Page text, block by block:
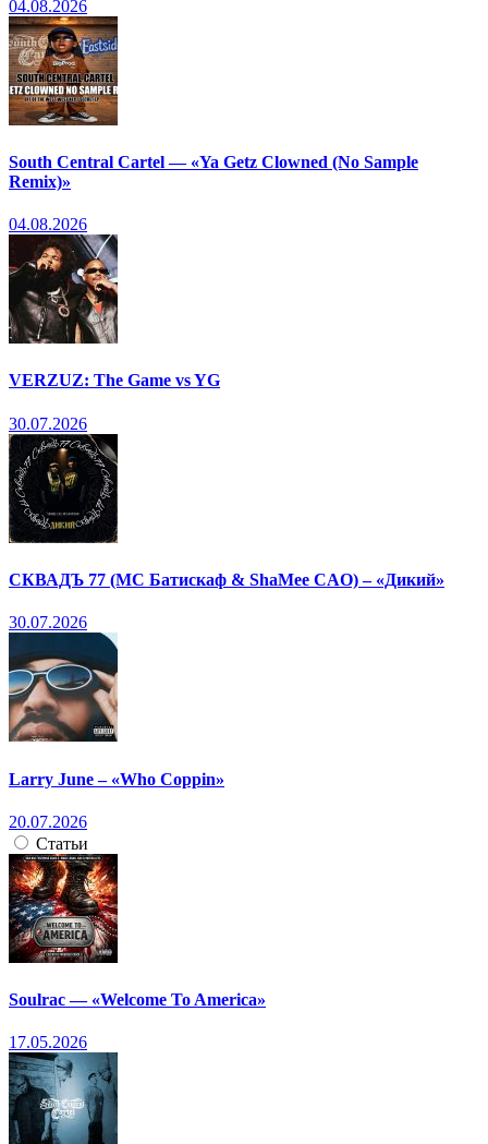
04.08.2026
South Central Cartel — «Ya Getz Clowned (No Sample
Remix)»
04.08.2026
VERZUZ: The Game vs YG
30.07.2026
СКВАДЪ 77 (МС Батискаф & ShaMee CAO) – «Дикий»
30.07.2026
Larry June – «Who Coppin»
20.07.2026
Статьи
Soulrac — «Welcome To America»
17.05.2026